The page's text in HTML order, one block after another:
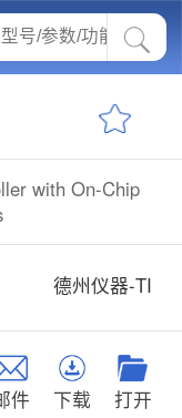
with On-Chip
德州仪器-TI
件 下载 打开